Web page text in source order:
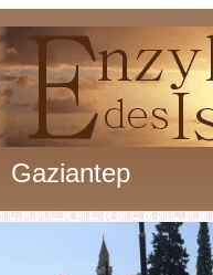
Gaziantep